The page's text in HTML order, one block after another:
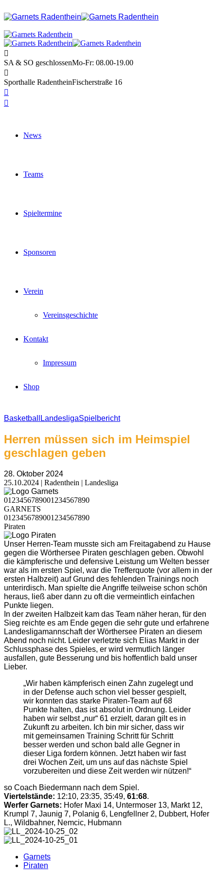
SA & SO geschlossenMo-Fr: 08.00-19.00
Sporthalle RadentheinFischerstraße 16
News
Teams
Spieltermine
Sponsoren
Verein
Vereinsgeschichte
Kontakt
Impressum
Shop
Basketball LandesligaSpielbericht
Herren müssen sich im Heimspiel
geschlagen geben
28. Oktober 2024
25.10.2024 | Radenthein | Landesliga
01 23456789001 234567890
GARNETS
01 23456789001 234567890
Piraten
Unser Herren-Team musste sich am Freitagabend zu Hause
gegen die Wörthersee Piraten geschlagen geben. Obwohl
die kämpferische und defensive Leistung um Welten besser
war als im ersten Spiel, war die Trefferquote (vor allem in der
ersten Halbzeit) auf Grund des fehlenden Trainings noch
unterirdisch. Man spielte die Angriffe teilweise schon schön
heraus, ließ aber dann zu oft die vermeintlich einfachen
Punkte liegen.
In der zweiten Halbzeit kam das Team näher heran, für den
Sieg reichte es am Ende gegen die sehr gute und erfahrene
Landesligamannschaft der Wörthersee Piraten an diesem
Abend noch nicht. Leider verletzte sich Elias Markt in der
Schlussphase des Spieles, er wird vermutlich länger
ausfallen, gute Besserung und bis hoffentlich bald unser
Lieber.
„Wir haben kämpferisch einen Zahn zugelegt und
in der Defense auch schon viel besser gespielt,
wir konnten das starke Piraten-Team auf 68
Punkte halten, das ist absolut in Ordnung. Leider
haben wir selbst „nur“ 61 erzielt, daran gilt es in
Zukunft zu arbeiten. Ich bin mir sicher, dass wir
mit gemeinsamen Training Schritt für Schritt
besser werden und schon bald alle Gegner in
dieser Liga fordern können. Jetzt haben wir fast
drei Wochen Zeit, um uns auf das nächste Spiel
vorzubereiten und diese Zeit werden wir nützen!“
so Coach Biedermann nach dem Spiel.
Viertelstände: 12:10, 23:35, 35:49, 61:68.
Werfer Garnets: Hofer Maxi 14, Untermoser 13, Markt 12,
Krumpl 7, Jaunig 7, Polanig 6, Lengfellner 2, Dubbert, Hofer
L., Wildbahner, Nemcic, Hubmann
Garnets
Piraten